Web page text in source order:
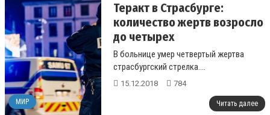
МИР
Теракт в Страсбурге:
количество жертв возросло
до четырех
В больнице умер четвертый жертва
страсбургский стрелка....
15.12.2018 784
Читать далее